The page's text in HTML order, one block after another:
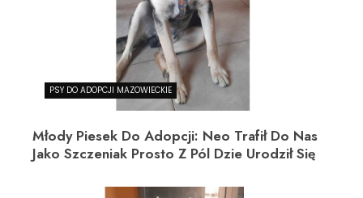
PSY DO ADOPCJI MAZOWIECKIE
Młody Piesek Do Adopcji: Neo Trafił Do Nas
Jako Szczeniak Prosto Z Pól Dzie Urodził Się